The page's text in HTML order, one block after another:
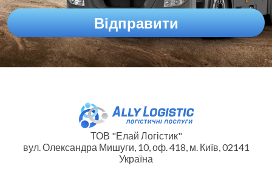
ТОВ "Елай Логістик"
вул. Олександра Мишуги, 10, оф. 418, м. Київ, 02141
Україна